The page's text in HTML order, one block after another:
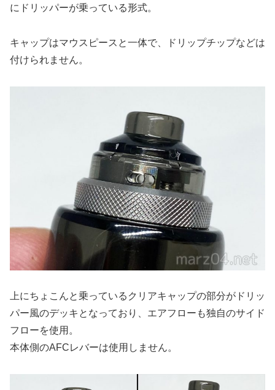
にドリッパーが乗っている形式。
キャップはマウスピースと一体で、ドリップチップなどは
付けられません。
上にちょこんと乗っているクリアキャップの部分がドリッ
パー風のデッキとなっており、エアフローも独自のサイド
フローを使用。
本体側のAFCレバーは使用しません。